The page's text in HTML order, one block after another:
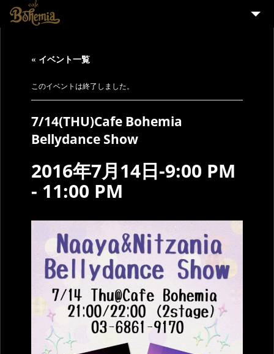
EVENT
STAFF WANTED
« イベント一覧
このイベントは終了しました。
7/14(THU)Cafe Bohemia
Bellydance Show
2016年7月14日-9:00 PM
- 11:00 PM